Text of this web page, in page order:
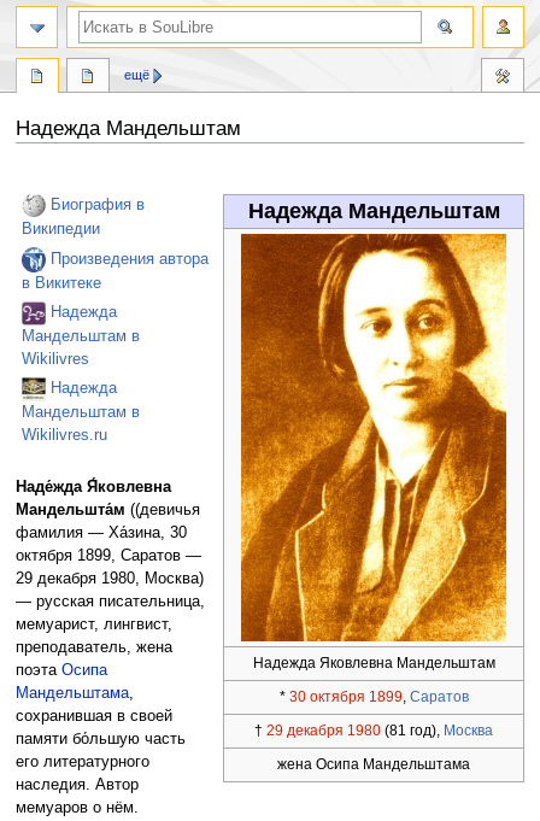
Надежда Мандельштам
навигации
поиску
Надежда Мандельштам
Надежда Яковлевна Мандельштам
* 30 октября 1899, Саратов
†29 декабря 1980 (81 год), Москва
жена Осипа Мандельштама
Биография в
Википедии
Произведения автора
в Викитеке
Надежда
Мандельштам в
Wikilivres
Надежда
Мандельштам в
Wikilivres.ru
Наде́жда Я́ковлевна
Мандельшта́м ((девичья
фамилия — Ха́зина, 30
октября 1899, Саратов —
29 декабря 1980, Москва)
— русская писательница,
мемуарист, лингвист,
преподаватель, жена
поэта Осипа
Мандельштама,
сохранившая в своей
памяти бо́льшую часть
его литературного
наследия. Автор
мемуаров о нём.
ещё